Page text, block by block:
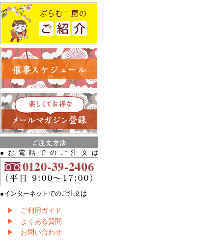
●お電話でのご注文は
●インターネットでのご注文は
▶ ご利用ガイド
▶ よくある質問
▶ お問い合わせ